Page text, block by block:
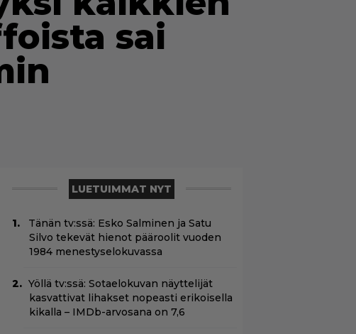
sai
LUETUIMMAT NYT
Tänän tv:ssä: Esko Salminen ja Satu
Silvo tekevät hienot pääroolit vuoden
1984 menestyselokuvassa
Yöllä tv:ssä: Sotaelokuvan näyttelijät
kasvattivat lihakset nopeasti erikoisella
kikalla – IMDb-arvosana on 7,6